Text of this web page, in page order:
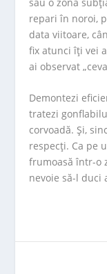
repari în noroi,
data viitoare,
fix atunci îți vei
ai observat
Demontezi
tratezi
corvoadă. Și,
respecți. Ca pe
frumoasă într-o
nevoie să-l duci